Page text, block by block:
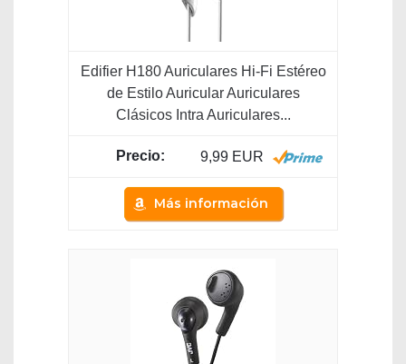
Edifier H180 Auriculares Hi-Fi Estéreo
de Estilo Auricular Auriculares
Clásicos Intra Auriculares...
9,99 EUR
Más información